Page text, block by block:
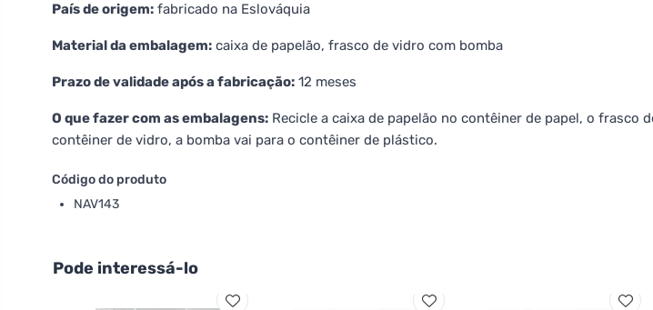
País de origem: fabricado na Eslováquia
Material da embalagem: caixa de papelão, frasco de vidro com bomba
Prazo de validade após a fabricação: 12 meses
O que fazer com as embalagens: Recicle a caixa de papelão no contêiner de papel, o frasco
contêiner de vidro, a bomba vai para o contêiner de plástico.
Código do produto
NAV143
Pode interessá-lo